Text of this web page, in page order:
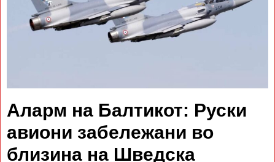
Аларм на Балтикот: Руски
авиони забележани во
близина на Шведска